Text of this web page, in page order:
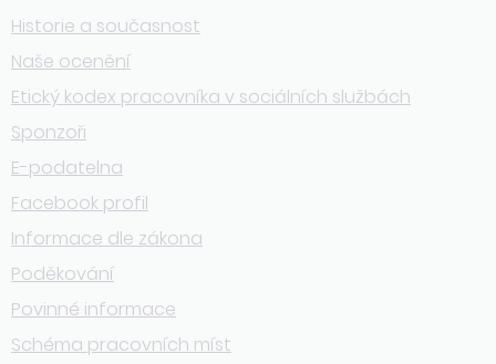
Historie a současnost
Naše ocenění
Etický kodex pracovníka v sociálních službách
Sponzoři
E-podatelna
Facebook profil
Informace dle zákona
Poděkování
Povinné informace
Schéma pracovních míst